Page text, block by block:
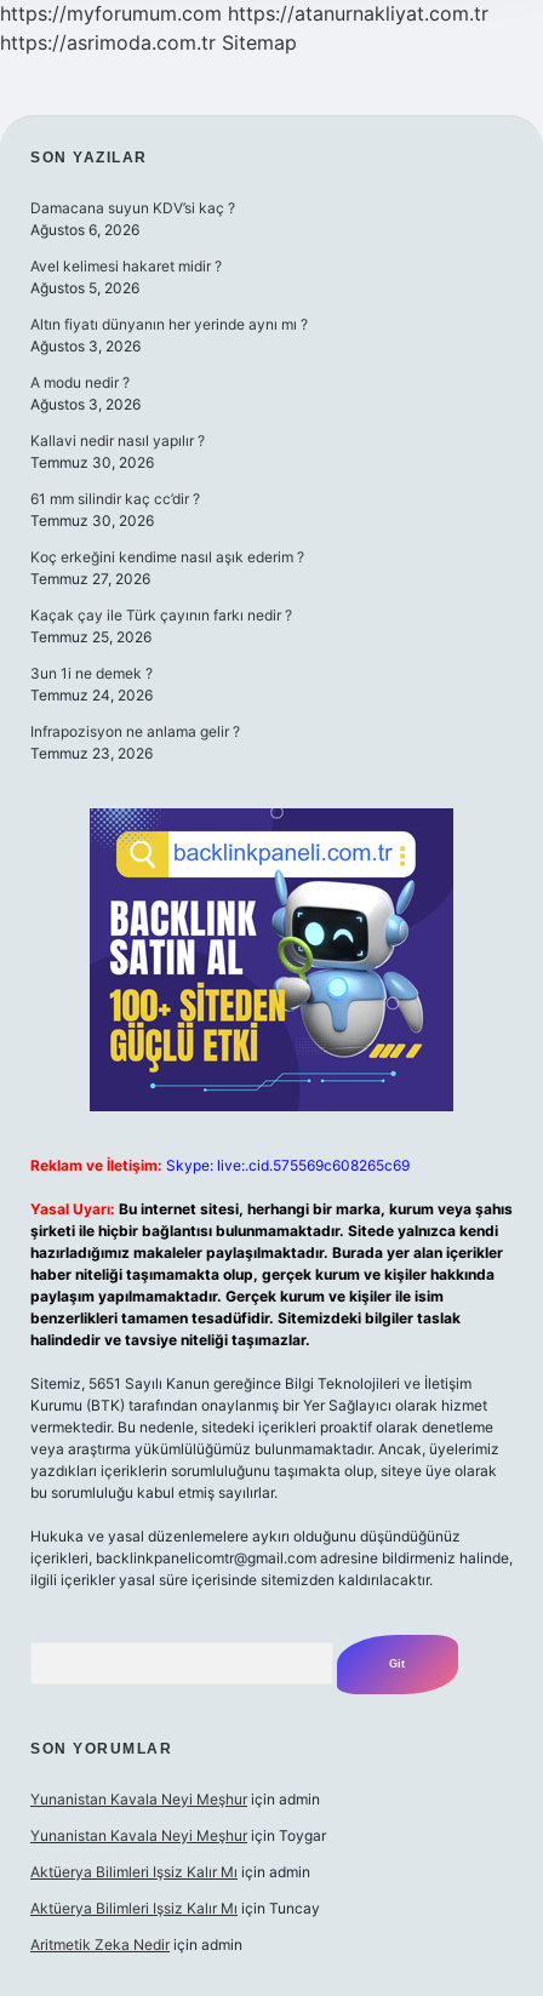
https://myforumum.com https://atanurnakliyat.com.tr
https://asrimoda.com.tr Sitemap
SIDEBAR
SON YAZILAR
Damacana suyun KDV’si kaç ?
Ağustos 6, 2026
Avel kelimesi hakaret midir ?
Ağustos 5, 2026
Altın fiyatı dünyanın her yerinde aynı mı ?
Ağustos 3, 2026
A modu nedir ?
Ağustos 3, 2026
Kallavi nedir nasıl yapılır ?
Temmuz 30, 2026
61 mm silindir kaç cc’dir ?
Temmuz 30, 2026
Koç erkeğini kendime nasıl aşık ederim ?
Temmuz 27, 2026
Kaçak çay ile Türk çayının farkı nedir ?
Temmuz 25, 2026
3un 1i ne demek ?
Temmuz 24, 2026
Infrapozisyon ne anlama gelir ?
Temmuz 23, 2026
Reklam ve İletişim: Skype: live:.cid.575569c608265c69
Yasal Uyarı: Bu internet sitesi, herhangi bir marka, kurum veya şahıs
şirketi ile hiçbir bağlantısı bulunmamaktadır. Sitede yalnızca kendi
hazırladığımız makaleler paylaşılmaktadır. Burada yer alan içerikler
haber niteliği taşımamakta olup, gerçek kurum ve kişiler hakkında
paylaşım yapılmamaktadır. Gerçek kurum ve kişiler ile isim
benzerlikleri tamamen tesadüfidir. Sitemizdeki bilgiler taslak
halindedir ve tavsiye niteliği taşımazlar.
Sitemiz, 5651 Sayılı Kanun gereğince Bilgi Teknolojileri ve İletişim
Kurumu (BTK) tarafından onaylanmış bir Yer Sağlayıcı olarak hizmet
vermektedir. Bu nedenle, sitedeki içerikleri proaktif olarak denetleme
veya araştırma yükümlülüğümüz bulunmamaktadır. Ancak, üyelerimiz
yazdıkları içeriklerin sorumluluğunu taşımakta olup, siteye üye olarak
bu sorumluluğu kabul etmiş sayılırlar.
Hukuka ve yasal düzenlemelere aykırı olduğunu düşündüğünüz
içerikleri, backlinkpanelicomtr@gmail.com adresine bildirmeniz halinde,
ilgili içerikler yasal süre içerisinde sitemizden kaldırılacaktır.
SON YORUMLAR
Yunanistan Kavala Neyi Meşhur için admin
Yunanistan Kavala Neyi Meşhur için Toygar
Aktüerya Bilimleri Işsiz Kalır Mı için admin
Aktüerya Bilimleri Işsiz Kalır Mı için Tuncay
Aritmetik Zeka Nedir için admin